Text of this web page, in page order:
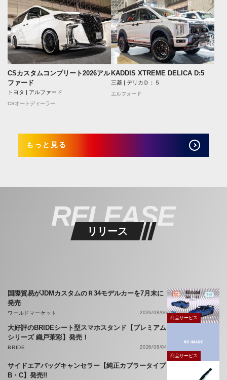
CSカスタムコンプリート2026アル
ファード
トヨタ | アルファード
CSオートディーラー
KADDIS XTREME DELICA D:5
三菱 | デリカＤ：５
エルフォード
もっと見る
RELEASE
リリース
国際貿易がJDMカスタムのＲ34モデルカーを7月末に
発売
ワールドマーケット
2026/08/06
商品サービス
大好評のBRIDEシート型スマホスタンド【プレミアム
シリーズ 織戸茉彩】発売！
BRIDE
2026/08/04
商品サービス
サイドエアバッグキャンセラー【純正カプラータイプ
B・C】発売!!